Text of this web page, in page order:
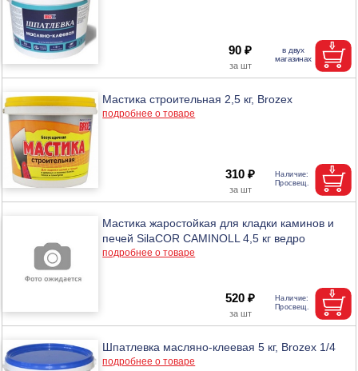
90 ₽
Мастика строительная 2,5 кг, Brozex
подробнее о товаре
310 ₽
Мастика жаростойкая для кладки каминов и
печей SilaCOR CAMINOLL 4,5 кг ведро
подробнее о товаре
520 ₽
Шпатлевка масляно-клеевая 5 кг, Brozex 1/4
подробнее о товаре